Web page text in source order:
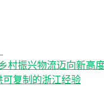
村振兴物流迈向新高
复制的浙江经验